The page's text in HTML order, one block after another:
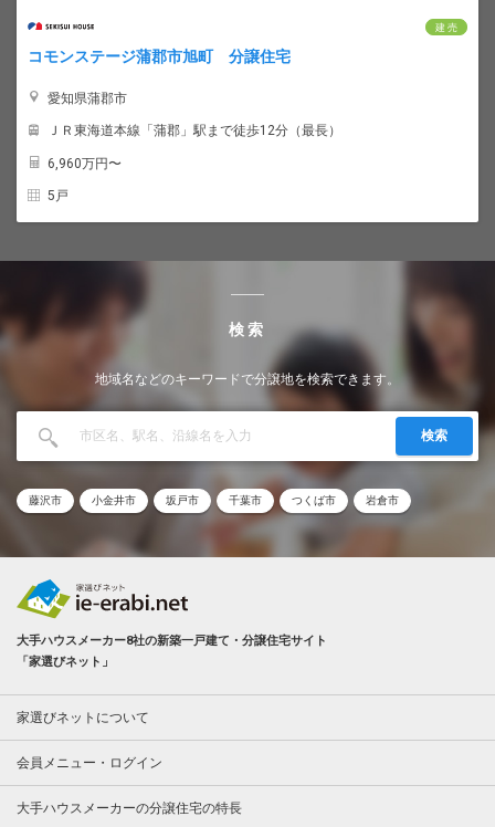
建 売
コモンステージ蒲郡市旭町 分譲住宅
愛知県蒲郡市
ＪＲ東海道本線「蒲郡」駅まで徒歩12分（最長）
6,960万円〜
5戸
検索
地域名などのキーワードで分譲地を検索できます。
検索
藤沢市 小金井市 坂戸市 千葉市 つくば市 岩倉市
大手ハウスメーカー8社の新築一戸建て・分譲住宅サイト
「家選びネット」
家選びネットについて
会員メニュー・ログイン
大手ハウスメーカーの分譲住宅の特長